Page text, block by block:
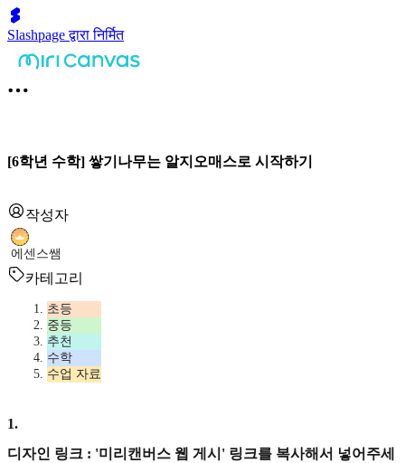
Slashpage द्वारा निर्मित
[6학년 수학] 쌓기나무는 알지오매스로 시작하기
작성자
에센스쌤
카테고리
초등
중등
추천
수학
수업 자료
1.
디자인 링크 : '미리캔버스 웹 게시' 링크를 복사해서 넣어주세